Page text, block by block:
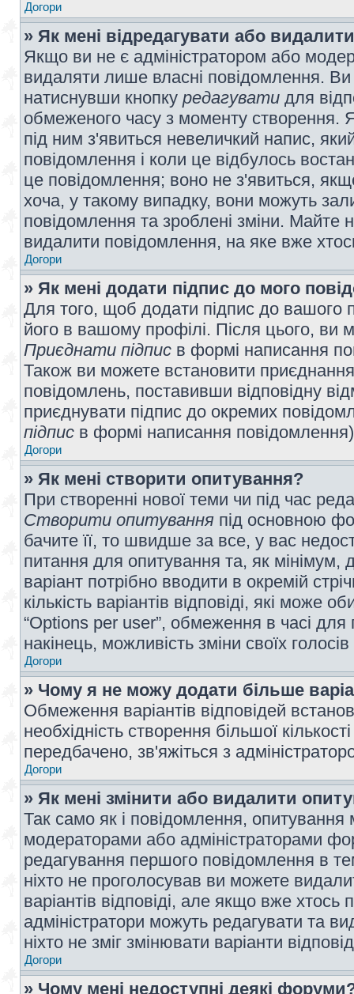
Догори
» Як мені відредагувати або
Якщо ви не є адміністратором або
видаляти лише власні повідомлення.
натиснувши кнопку редагувати для
обмеженого часу з моменту створення.
під ним з'явиться невеличкий напис,
повідомлення і коли це відбулось
це повідомлення; воно не з'явиться,
хоча, у такому випадку, вони можуть
повідомлення та зроблені зміни. Майте
видалити повідомлення, на яке вже
Догори
» Як мені додати підпис до мого
Для того, щоб додати підпис до вашого
його в вашому профілі. Після цього, ви
Приєднати підпис в формі написання
Також ви можете встановити
повідомлень, поставивши відповідну
приєднувати підпис до окремих
підпис в формі написання
Догори
» Як мені створити опитування?
При створенні нової теми чи під час
Створити опитування під основною
бачите її, то швидше за все, у вас
питання для опитування та, як мінімум,
варіант потрібно вводити в окремій
кількість варіантів відповіді, які може
“Options per user”, обмеження в часі для
накінець, можливість зміни своїх
Догори
» Чому я не можу додати більше
Обмеження варіантів відповідей
необхідність створення більшої
передбачено, зв'яжіться з
Догори
» Як мені змінити або видалити
Так само як і повідомлення,
модераторами або адміністраторами
редагування першого повідомлення в
ніхто не проголосував ви можете
варіантів відповіді, але якщо вже
адміністратори можуть редагувати та
ніхто не зміг змінювати варіанти
Догори
» Чому мені недоступні деякі